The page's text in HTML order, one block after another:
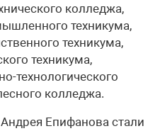
колледжа,
техникума,
техникума,
техникума,
технологического
колледжа.
Епифанова стали